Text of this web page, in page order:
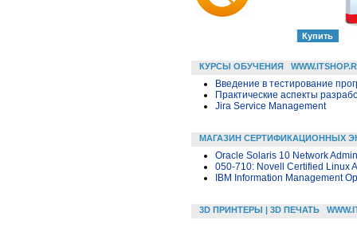
КУРСЫ ОБУЧЕНИЯ
Введение в тестирование
Практические аспекты
Jira Service Management
МАГАЗИН СЕРТИФИКАЦИОННЫХ
Oracle Solaris 10 Network
050-710: Novell Certified Linux
IBM Information Management
3D ПРИНТЕРЫ | 3D ПЕЧАТЬ